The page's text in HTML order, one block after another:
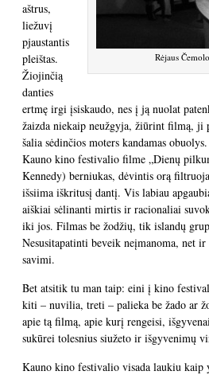
Rėjaus
aštrus,
liežuvį
pjaustantis
pleištas.
Žiojinčią
danties
ertmę irgi įsiskaudo, nes į ją nuolat
žaizda niekaip neužgyja, žiūrint filmą, ji
šalia sėdinčios moters kandamas
Kauno kino festivalio filme „Dienų
Kennedy) berniukas, dėvintis orą
išsiima iškritusį dantį. Vis labiau
aiškiai sėlinanti mirtis ir racionaliai
iki jos. Filmas be žodžių, tik islandų
Nesusitapatinti beveik neįmanoma, net
savimi.
Bet atsitik tu man taip: eini į kino
kiti – nuvilia, treti – palieka be žado ar
apie tą filmą, apie kurį rengeisi,
sukūrei tolesnius siužeto ir išgyvenimų
Kauno kino festivalio visada laukiu kaip